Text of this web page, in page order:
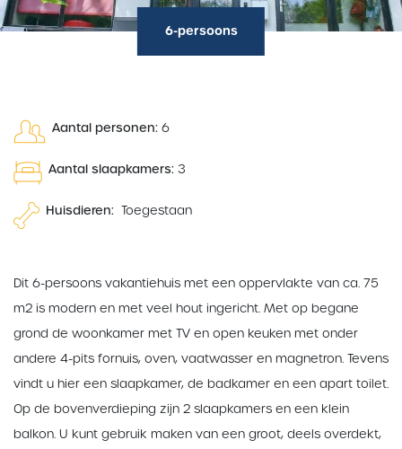
6-persoons
Aantal personen: 6
Aantal slaapkamers: 3
Huisdieren: Toegestaan
Dit 6-persoons vakantiehuis met een oppervlakte van ca. 75
m2 is modern en met veel hout ingericht. Met op begane
grond de woonkamer met TV en open keuken met onder
andere 4-pits fornuis, oven, vaatwasser en magnetron. Tevens
vindt u hier een slaapkamer, de badkamer en een apart toilet.
Op de bovenverdieping zijn 2 slaapkamers en een klein
balkon. U kunt gebruik maken van een groot, deels overdekt,